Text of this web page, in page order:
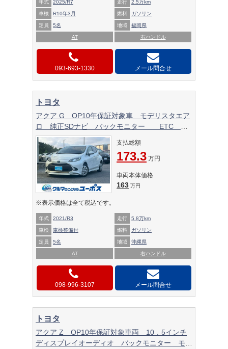
年式 2025/R7 走行 2.5万km
車検 R10年3月 燃料 ガソリン
定員 5名 地域 福岡県
AT 右ハンドル
093-693-1330 メール問合せ
トヨタ
アクア G OP10年保証対象車 モデリスタエア
ロ 純正SDナビ バックモニター ETC ク
ルーズコントロール クリアランスソナー オー
トマチックハイビーム LEDヘッドライト
支払総額
173.3 万円
車両本体価格
163 万円
※表示価格は全て税込です。
年式 2021/R3 走行 5.8万km
車検 車検整備付 燃料 ガソリン
定員 5名 地域 沖縄県
AT 右ハンドル
098-996-3107 メール問合せ
トヨタ
アクア Z OP10年保証対象車両 10．5インチ
ディスプレイオーディオ バックモニター モデ